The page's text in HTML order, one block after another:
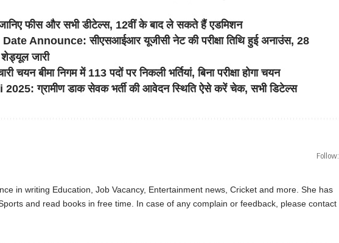
फीस और सभी डीटेल्स, 12वीं के बाद ले सकते हैं एडमिशन
Announce: सीएसआईआर यूजीसी नेट की परीक्षा तिथि हुई अनाउंस, 28
शेड्यूल जारी
बीमा निगम में 113 पदों पर निकली भर्तियां, बिना परीक्षा होगा चयन
ग्रामीण डाक सेवक भर्ती की आवेदन स्थिति ऐसे करें चेक, सभी डिटेल्स
Follow:
in writing Education, Job Vacancy, Entertainment news, Cricket and more. She has
and read books in free time. In case of any complain or feedback, please contact